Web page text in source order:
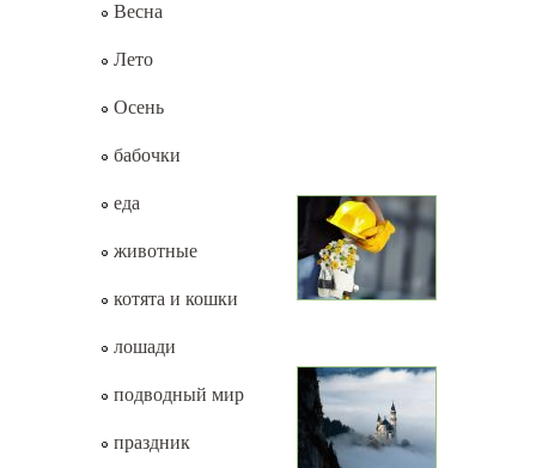
Весна
Лето
Осень
бабочки
еда
животные
котята и кошки
лошади
подводный мир
праздник